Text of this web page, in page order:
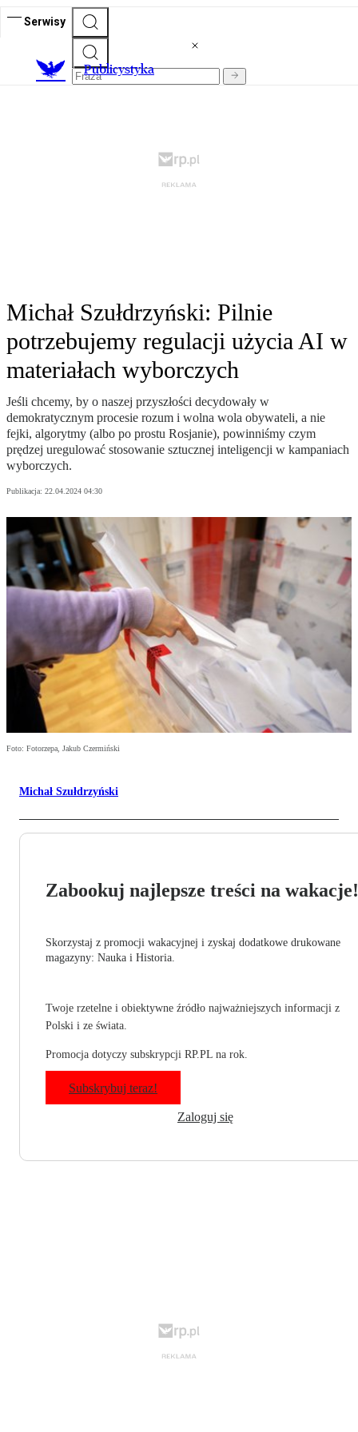
Serwisy
Publicystyka
Michał Szułdrzyński: Pilnie
potrzebujemy regulacji użycia AI w
materiałach wyborczych
Jeśli chcemy, by o naszej przyszłości decydowały w
demokratycznym procesie rozum i wolna wola obywateli, a nie
fejki, algorytmy (albo po prostu Rosjanie), powinniśmy czym
prędzej uregulować stosowanie sztucznej inteligencji w kampaniach
wyborczych.
Publikacja: 22.04.2024 04:30
Foto: Fotorzepa, Jakub Czermiński
Michał Szułdrzyński
Zabookuj najlepsze treści na wakacje!
Skorzystaj z promocji wakacyjnej i zyskaj dodatkowe drukowane
magazyny: Nauka i Historia.
Twoje rzetelne i obiektywne źródło najważniejszych informacji z
Polski i ze świata.
Promocja dotyczy subskrypcji RP.PL na rok.
Subskrybuj teraz!
Zaloguj się